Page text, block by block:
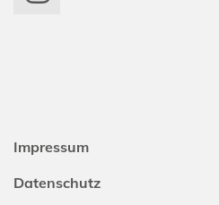
Impressum
Datenschutz